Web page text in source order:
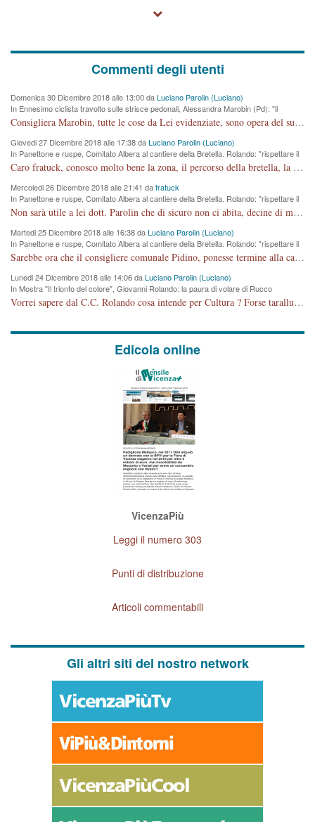
Commenti degli utenti
Domenica 30 Dicembre 2018 alle 13:00 daLuciano Parolin (Luciano)
In Ennesimo ciclista travolto sulle strisce pedonali, Alessandra Marobin (Pd): "il
Comune si svegli"
Consigliera Marobin, tutte le cose da Lei evidenziate, sono opera del suo ex Assessore e compagno di Partito Antonio Marco Dalla Pozza Assessore alla "progettazione" di piste ciclabili e altre porcherie. A lui manderei il conto da saldare per incidenti e danni alle persone. E' ora che "finiamola." Avete perso rassegnatevi. qui IL SINDACO RUCCO NON C'ENTRA PER NIENTE. CAPITO!!!!!!!! Amen.
Giovedi 27 Dicembre 2018 alle 17:38 daLuciano Parolin (Luciano)
In Panettone e ruspe, Comitato Albera al cantiere della Bretella. Rolando: "rispettare il
cronoprogramma"
Caro fratuck, conosco molto bene la zona, il percorso della bretella, la situazione dei cittadini, abito in Viale Trento. A partire dal 2003 ho partecipato al Comitato di Maddalene pro bretella, e a riunioni propositive per apportare modifiche al progetto. Numerose mie foto del territorio sono arrivate a Roma, altri miei interventi (non graditi dalla Sx) sono stati pubblicati dal GdV, assieme ad altri come Ciro Asproso, ora favorevole alla bretella. Ho partecipato alla raccolta firme per la chiusura della strada x 5 giorni eseguita dal Sindaco Hullwech per sforamento 180 Micro/g. Pertanto come impegno per la tematica sono apposto con la coscienza. Ora il Progetto è partito, fine! Voglio dire che la nuova Giunta "comunale" non c'entra più. L'opera sarà "malauguratamente" eseguita, ma non con il mio placet. Il Consigliere Comunale dovrebbe capire che la campagna elettorale è finita, con buona pace di tutti. Quello che invece dovrebbe interessare è la proprietà della strada, dall'uscita autostradale Ovest, sino alla Rotatoria dell'Albara, vi sono tre possessori: Autostrade SpA; La Provincia, il Comune. Come la mettiamo per il futuro ? I costi, da 50 sono saliti a 100 milioni di € come dire 20 milioni a KM (!) da non credere. Comunque si farà. Ma nessuno canti Vittoria, anzi meglio non farne un ulteriore fatto "partitico" per questioni elettorali o di seggio. Se mi manda la sua mail, sono disponibile ad inviare i documenti e le foto sopra descritte. Con ossequi, Luciano Parolin
Mercoledi 26 Dicembre 2018 alle 21:41 dafratuck
In Panettone e ruspe, Comitato Albera al cantiere della Bretella. Rolando: "rispettare il
cronoprogramma"
Non sarà utile a lei dott. Parolin che di sicuro non ci abita, decine di migliaia di TIR, automobili e padroncini che passano quotidianamente per una strada appena rotabile, non è più possibile stendere i panni, attraversare la strada senza rischiare la morte, le case stanno crepando, i tempi sono cambiati e la bretella non passerà assolutamente per maddalene (ma cosa sta a dire?!), dia invece responsabilità a chi ha costruito tagliando la strada che doveva invece terminare a isola vicentina e non al moracchino lasciando Motta di Costabissara ancora in panne di traffico. I tempi sono cambiati dottore e se l'anagrafe della vita stagna nell'essere umano impressioni conservatrici, la società non le considera perchè va avanti, si industrializza e ha bisogno di infrastrutture e di sviluppo. Ultima considerazione, se è geloso di Rolando perchè vede in lui solo campagne politiche mentre si difendono i SOLI diritti dei cittadini, la preghiamo faccia considerazioni più appropriate. Saluti e complimenti per i suoi scritti.
Martedi 25 Dicembre 2018 alle 16:38 daLuciano Parolin (Luciano)
In Panettone e ruspe, Comitato Albera al cantiere della Bretella. Rolando: "rispettare il
cronoprogramma"
Sarebbe ora che il consigliere comunale Pidino, ponesse termine alla campagna elettorale nel territorio del suo seggio Villaggio del Sole. La tiraca è iniziata, distruggerà 6 km di prateria ovest della città, ricca di fonti e sorgenti d'acqua. I cittadini di Maddalene non avranno più Pace la notte. Molta colpa per la costruzione di questa Strada è proprio del signor Rolando,dei suoi gazebo mobili e che vuol far passare questa opera VANDALICA come progetto "utile" a chi ? Non è cosa seria sig. Rolando!
Lunedi 24 Dicembre 2018 alle 14:06 daLuciano Parolin (Luciano)
In Mostra "Il trionfo del colore", Giovanni Rolando: la paura di volare di Rucco
Vorrei sapere dal C.C. Rolando cosa intende per Cultura ? Forse tarallucci, vino e sagre, o spaghetti tricolori del PD ? Il continuo (s)parlare della mostra a Palazzo Chiericati caro consigliere DANNEGGIA FORTEMENTE l'immagine della città TUTTA e fa deviare i consensi che in RUSSIA (badi bene ex U.R.S.S.) sono ECCELLENTI. A livello artistico l'evento è di alta Valenza culturale, COMPITO di Tutta la Cittadinanza fare il possibile per propagandare l'iniziativa senza farne UN CASO PARTITICO come fa Lei da sempre. Meno Gazebo + Partecipazione! E così sia. Amen.
Edicola online
VicenzaPiù
Leggi il numero 303
Punti di distribuzione
Articoli commentabili
Gli altri siti del nostro network